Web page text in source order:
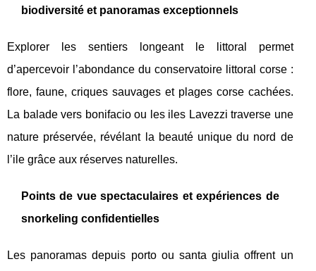
biodiversité et panoramas exceptionnels
Explorer les sentiers longeant le littoral permet
d’apercevoir l’abondance du conservatoire littoral corse :
flore, faune, criques sauvages et plages corse cachées.
La balade vers bonifacio ou les iles Lavezzi traverse une
nature préservée, révélant la beauté unique du nord de
l’ile grâce aux réserves naturelles.
Points de vue spectaculaires et expériences de
snorkeling confidentielles
Les panoramas depuis porto ou santa giulia offrent un